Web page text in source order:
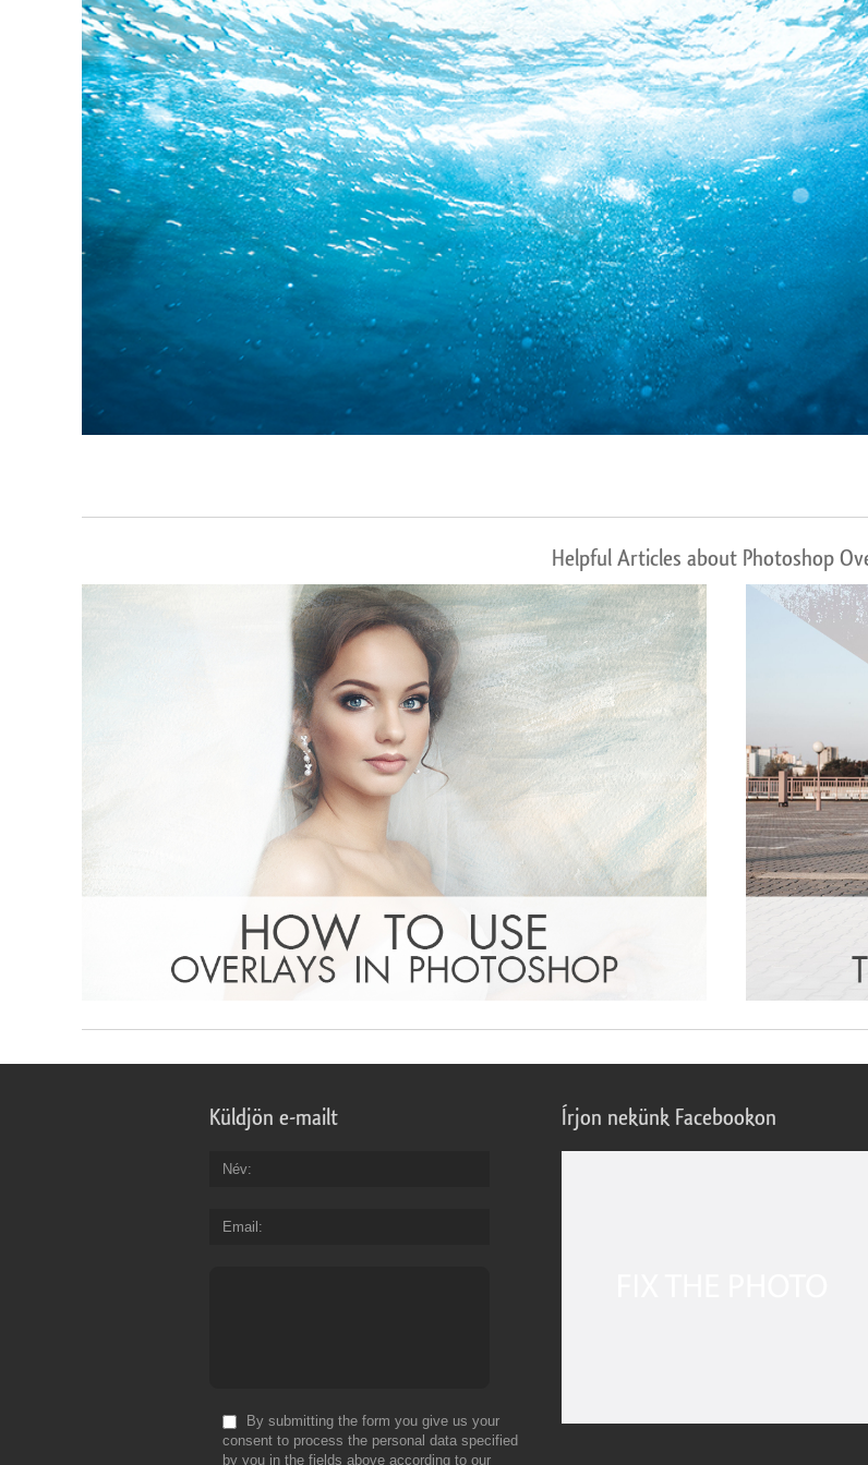
Dịch vụ chỉnh sửa sản phẩm Ékszer -retusálási szolgáltatások
Helpful Articles about Photoshop
Küldjön e-mailt
Név
Email
By submitting the form you give us your
consent to process the personal data specified
by you in the fields above according to our
Írjon nekünk Facebookon